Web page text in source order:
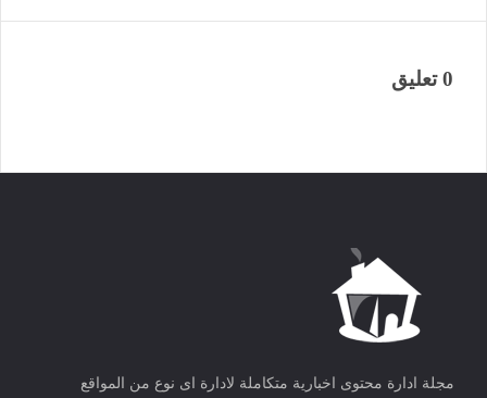
0 تعليق
مجلة ادارة محتوى اخبارية متكاملة لادارة اى نوع من المواقع